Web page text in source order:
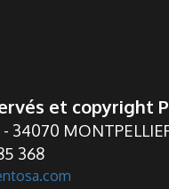
et copyright
34070
368